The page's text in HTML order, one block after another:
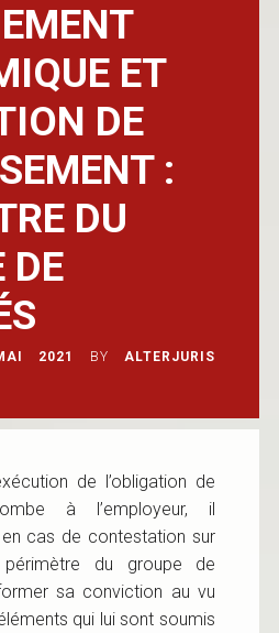
ET
DE
:
DU
DE
2021 BY
ALTERJURIS
de l’obligation de
à l’employeur, il
cas de contestation sur
du groupe de
sa conviction au vu
qui lui sont soumis